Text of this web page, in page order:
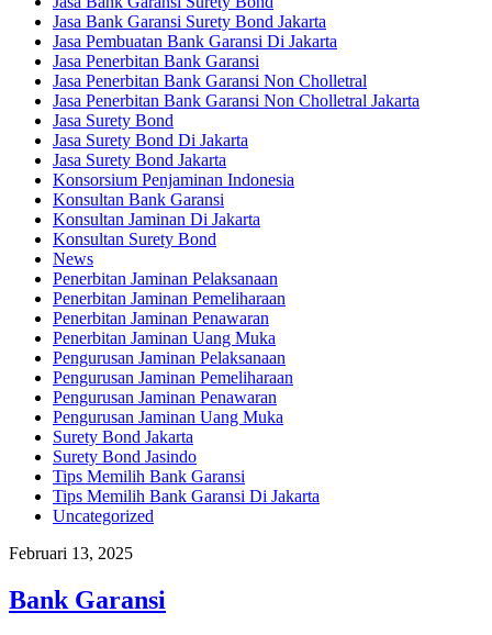
Jasa Bank Garansi Surety Bond Jakarta
Jasa Pembuatan Bank Garansi Di Jakarta
Jasa Penerbitan Bank Garansi
Jasa Penerbitan Bank Garansi Non Cholletral
Jasa Penerbitan Bank Garansi Non Cholletral Jakarta
Jasa Surety Bond
Jasa Surety Bond Di Jakarta
Jasa Surety Bond Jakarta
Konsorsium Penjaminan Indonesia
Konsultan Bank Garansi
Konsultan Jaminan Di Jakarta
Konsultan Surety Bond
News
Penerbitan Jaminan Pelaksanaan
Penerbitan Jaminan Pemeliharaan
Penerbitan Jaminan Penawaran
Penerbitan Jaminan Uang Muka
Pengurusan Jaminan Pelaksanaan
Pengurusan Jaminan Pemeliharaan
Pengurusan Jaminan Penawaran
Pengurusan Jaminan Uang Muka
Surety Bond Jakarta
Surety Bond Jasindo
Tips Memilih Bank Garansi
Tips Memilih Bank Garansi Di Jakarta
Uncategorized
Februari 13, 2025
Bank Garansi